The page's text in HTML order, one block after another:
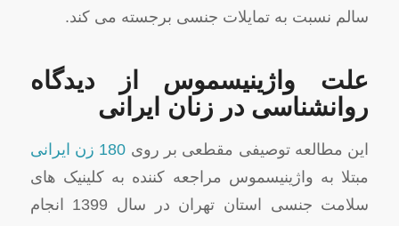
سالم نسبت به تمایلات جنسی برجسته می کند.
علت واژینیسموس از دیدگاه
روانشناسی در زنان ایرانی
این مطالعه توصیفی مقطعی بر روی 180 زن ایرانی
مبتلا به واژینیسموس مراجعه کننده به کلینیک های
سلامت جنسی استان تهران در سال 1399 انجام